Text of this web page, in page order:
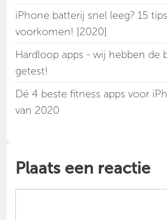
iPhone batterij snel leeg? 15
voorkomen! [2020]
Hardloop apps - wij hebben de
getest!
Dé 4 beste fitness apps voor
van 2020
Plaats een reactie